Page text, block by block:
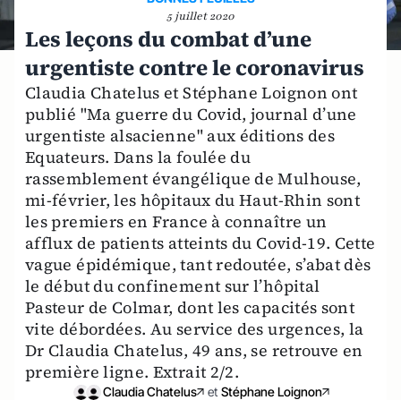
5 juillet 2020
Les leçons du combat d’une
urgentiste contre le coronavirus
Claudia Chatelus et Stéphane Loignon ont
publié "Ma guerre du Covid, journal d’une
urgentiste alsacienne" aux éditions des
Equateurs. Dans la foulée du
rassemblement évangélique de Mulhouse,
mi-février, les hôpitaux du Haut-Rhin sont
les premiers en France à connaître un
afflux de patients atteints du Covid-19. Cette
vague épidémique, tant redoutée, s’abat dès
le début du confinement sur l’hôpital
Pasteur de Colmar, dont les capacités sont
vite débordées. Au service des urgences, la
Dr Claudia Chatelus, 49 ans, se retrouve en
première ligne. Extrait 2/2.
Claudia Chatelus et Stéphane Loignon